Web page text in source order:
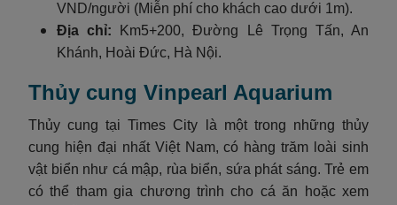
VND/người (Miễn phí cho khách cao dưới 1m).
Địa chỉ: Km5+200, Đường Lê Trọng Tấn, An
Khánh, Hoài Đức, Hà Nội.
Thủy cung Vinpearl Aquarium
Thủy cung tại Times City là một trong những thủy
cung hiện đại nhất Việt Nam, có hàng trăm loài sinh
vật biển như cá mập, rùa biển, sứa phát sáng. Trẻ em
có thể tham gia chương trình cho cá ăn hoặc xem